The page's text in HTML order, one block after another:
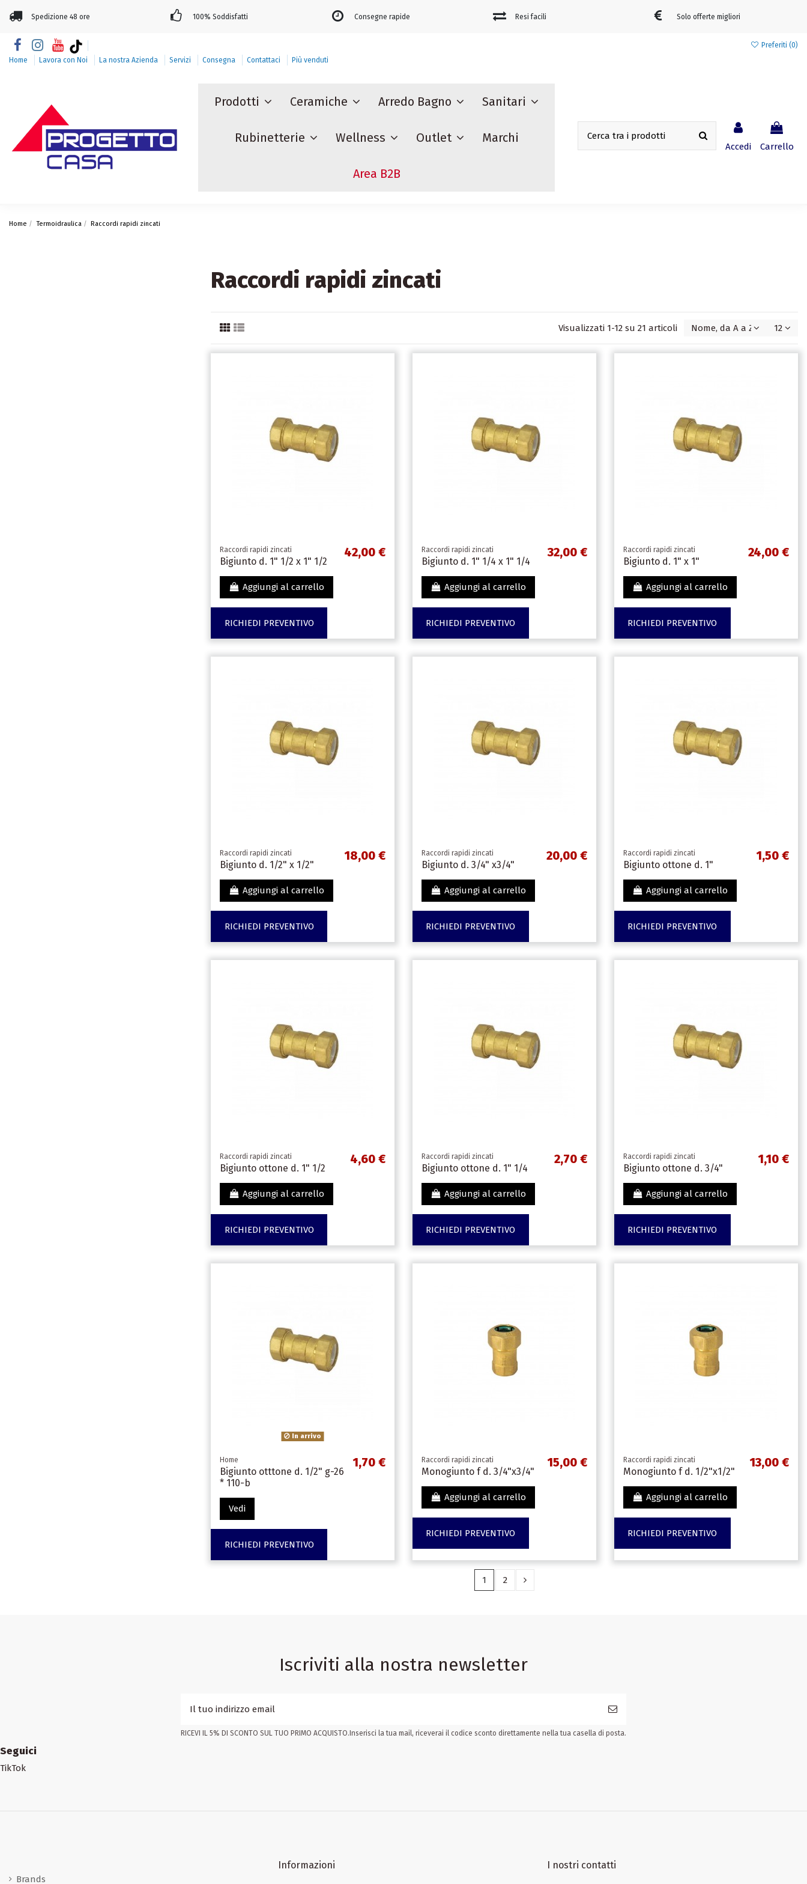
Spedizione 48 ore 100% Soddisfatti Consegne rapide Resi facili Solo offerte migliori
Home Lavora con Noi La nostra Azienda Servizi Consegna Contattaci Più venduti
Preferiti (0)
Prodotti Ceramiche Arredo Bagno Sanitari
Rubinetterie Wellness Outlet Marchi
Area B2B
Accedi Carrello
Home Termoidraulica Raccordi rapidi zincati
Raccordi rapidi zincati
Visualizzati 1-12 su 21 articoli Nome, da A a Z 12
Raccordi rapidi zincati
Bigiunto d. 1" 1/2 x 1" 1/2
42,00 €
Aggiungi al carrello
RICHIEDI PREVENTIVO
Raccordi rapidi zincati
Bigiunto d. 1" 1/4 x 1" 1/4
32,00 €
Aggiungi al carrello
RICHIEDI PREVENTIVO
Raccordi rapidi zincati
Bigiunto d. 1" x 1"
24,00 €
Aggiungi al carrello
RICHIEDI PREVENTIVO
Raccordi rapidi zincati
Bigiunto d. 1/2" x 1/2"
18,00 €
Aggiungi al carrello
RICHIEDI PREVENTIVO
Raccordi rapidi zincati
Bigiunto d. 3/4" x3/4"
20,00 €
Aggiungi al carrello
RICHIEDI PREVENTIVO
Raccordi rapidi zincati
Bigiunto ottone d. 1"
1,50 €
Aggiungi al carrello
RICHIEDI PREVENTIVO
Raccordi rapidi zincati
Bigiunto ottone d. 1" 1/2
4,60 €
Aggiungi al carrello
RICHIEDI PREVENTIVO
Raccordi rapidi zincati
Bigiunto ottone d. 1" 1/4
2,70 €
Aggiungi al carrello
RICHIEDI PREVENTIVO
Raccordi rapidi zincati
Bigiunto ottone d. 3/4"
1,10 €
Aggiungi al carrello
RICHIEDI PREVENTIVO
In arrivo
Home
Bigiunto otttone d. 1/2" g-26
* 110-b
1,70 €
Vedi
RICHIEDI PREVENTIVO
Raccordi rapidi zincati
Monogiunto f d. 3/4"x3/4"
15,00 €
Aggiungi al carrello
RICHIEDI PREVENTIVO
Raccordi rapidi zincati
Monogiunto f d. 1/2"x1/2"
13,00 €
Aggiungi al carrello
RICHIEDI PREVENTIVO
1 2
Iscriviti alla nostra newsletter
RICEVI IL 5% DI SCONTO SUL TUO PRIMO ACQUISTO.Inserisci la tua mail, riceverai il codice sconto direttamente nella tua casella di posta.
Seguici
TikTok
Brands
Informazioni I nostri contatti